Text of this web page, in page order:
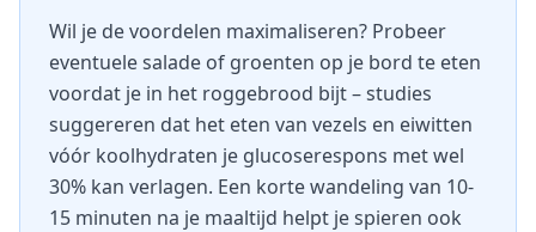
Wil je de voordelen maximaliseren? Probeer
eventuele salade of groenten op je bord te eten
voordat je in het roggebrood bijt – studies
suggereren dat het eten van vezels en eiwitten
vóór koolhydraten je glucoserespons met wel
30% kan verlagen. Een korte wandeling van 10-
15 minuten na je maaltijd helpt je spieren ook